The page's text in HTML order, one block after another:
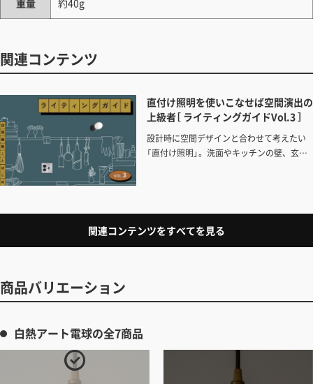
重量 約40g
関連コンテンツ
直付け照明を使いこなせば空間演出の
上級者［ ライティングガイドVol.3 ］
設計時に空間デザインと合わせて考えたい
「直付け照明」。洗面やキッチンの壁、玄関
関連コンテンツをすべてを見る
商品バリエーション
白熱アート電球の全7商品